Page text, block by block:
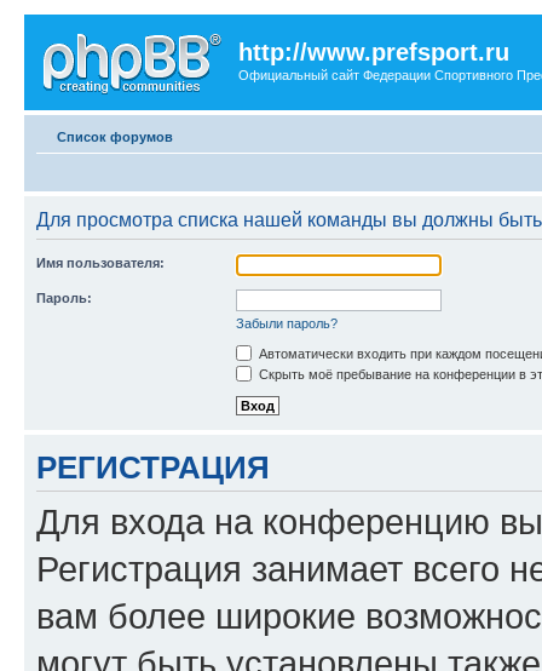
http://www.prefsport.ru
Официальный сайт Федерации Спортивного
Список форумов
Для просмотра списка нашей команды вы должны
Имя пользователя:
Пароль:
Забыли пароль?
Автоматически входить при каждом
Скрыть моё пребывание на конференции в
РЕГИСТРАЦИЯ
Для входа на конференцию
Регистрация занимает всего
вам более широкие